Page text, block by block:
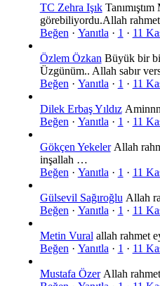
TC Zehra Işık
görebiliyordu.Allah
Beğen · Yanıtla · 1 · 11
Özlem Özkan Büyük bir
Üzgünüm.. Allah sabır
Beğen · Yanıtla · 1 · 11
Dilek Erbaş YıldızAminnn
Beğen · Yanıtla · 1 · 11
Gökçen YekelerAllah
inşallah …
Beğen · Yanıtla · 1 · 11
Gülsevil Sağıroğlu Allah
Beğen · Yanıtla · 1 · 11
Metin Vural allah rahmet
Beğen · Yanıtla · 1 · 11
Mustafa ÖzerAllah rahmet